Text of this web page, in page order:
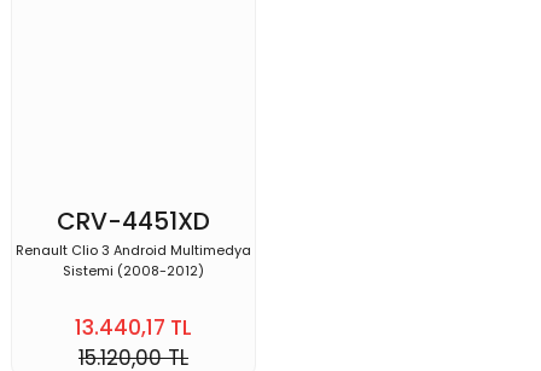
CRV-4451XD
Renault Clio 3 Android Multimedya
Sistemi (2008-2012)
13.440,17 TL
15.120,00 TL